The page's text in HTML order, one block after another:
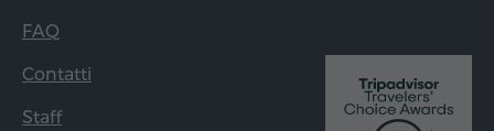
FAQ
Contatti
Staff